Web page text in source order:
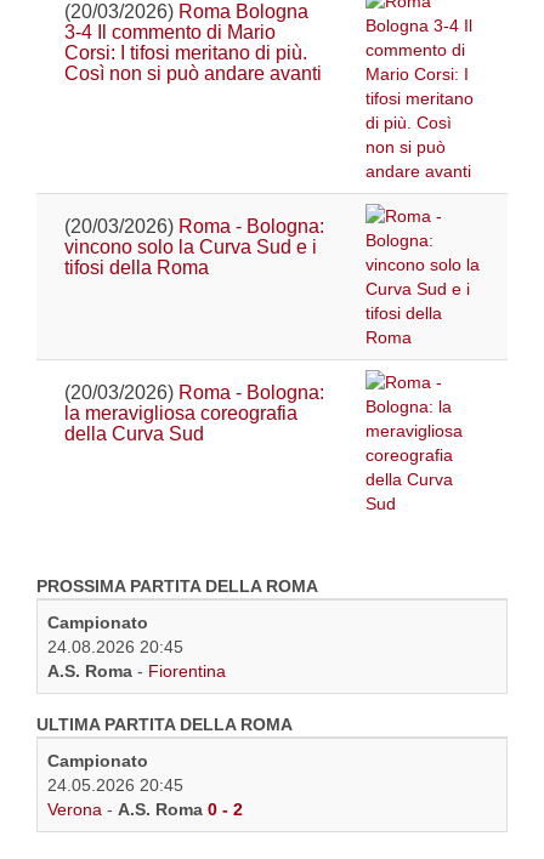
(20/03/2026) Roma Bologna
3-4 Il commento di Mario
Corsi: I tifosi meritano di più.
Così non si può andare avanti
(20/03/2026) Roma - Bologna:
vincono solo la Curva Sud e i
tifosi della Roma
(20/03/2026) Roma - Bologna:
la meravigliosa coreografia
della Curva Sud
PROSSIMA PARTITA DELLA ROMA
Campionato
24.08.2026 20:45
A.S. Roma - Fiorentina
ULTIMA PARTITA DELLA ROMA
Campionato
24.05.2026 20:45
Verona - A.S. Roma 0 - 2